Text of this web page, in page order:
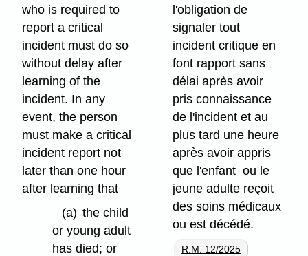
who is required to
report a critical
incident must do so
without delay after
learning of the
incident. In any
event, the person
must make a critical
incident report not
later than one hour
after learning that
(a) the child
or young adult
has died; or
l'obligation de
signaler tout
incident critique en
font rapport sans
délai après avoir
pris connaissance
de l'incident et au
plus tard une heure
après avoir appris
que l'enfant ou le
jeune adulte reçoit
des soins médicaux
ou est décédé.
R.M. 12/2025